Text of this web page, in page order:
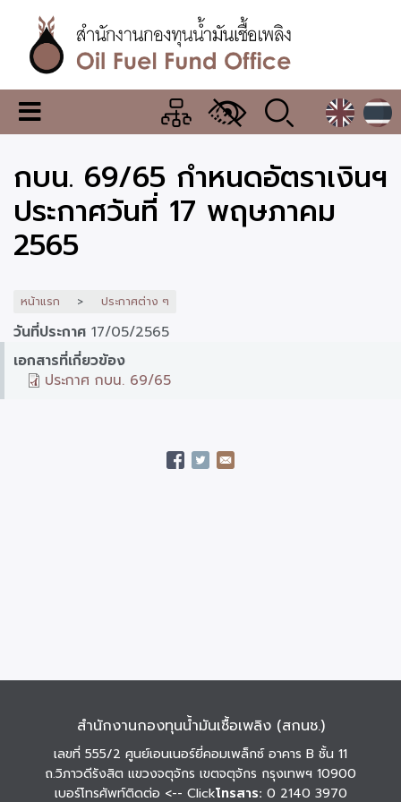
เนื้อหา
หลักสำนักงาน
กองทุน
น้ำมัน
เชื้อ
เพลิง
เมนู
เปลี่ยน
แสดง
ผล
กบน. 69/65 กำหนดอัตราเงินฯ
ประกาศวันที่ 17 พฤษภาคม
2565
หน้าแรก ประกาศต่าง ๆ
วันที่ประกาศ 17/05/2565
เอกสารที่เกี่ยวข้อง
ประกาศ กบน. 69/65
สำนักงานกองทุนน้ำมันเชื้อเพลิง (สกนช.)
เลขที่ 555/2 ศูนย์เอนเนอร์ยี่คอมเพล็กซ์ อาคาร B ชั้น 11
ถ.วิภาวดีรังสิต แขวงจตุจักร เขตจตุจักร กรุงเทพฯ 10900
เบอร์โทรศัพท์ติดต่อ <-- Clickโทรสาร: 0 2140 3970